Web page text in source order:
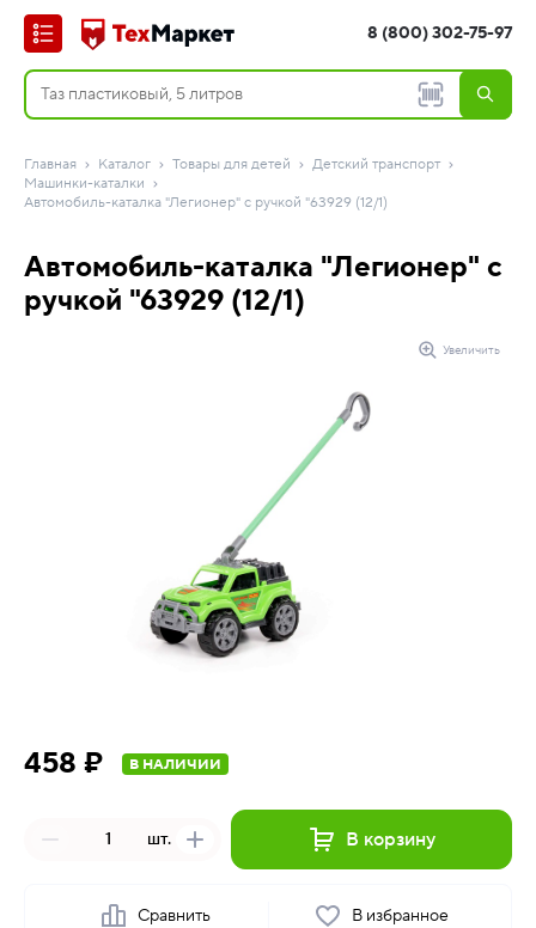
8 (800) 302-75-97
Главная Каталог Товары для детей
Детский транспорт
Машинки-каталки
Автомобиль-каталка "Легионер" с ручкой "63929 (12/1)
Автомобиль-каталка "Легионер" с
ручкой "63929 (12/1)
Увеличить
458 ₽ В НАЛИЧИИ
шт. В корзину
Сравнить В избранное